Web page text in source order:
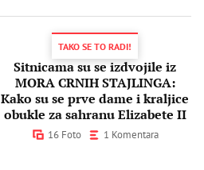
TAKO SE TO RADI!
Sitnicama su se izdvojile iz
MORA CRNIH STAJLINGA:
Kako su se prve dame i kraljice
obukle za sahranu Elizabete II
16 Foto 1 Komentara